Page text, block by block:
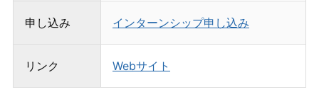
申し込み インターンシップ申し込み
リンク Webサイト